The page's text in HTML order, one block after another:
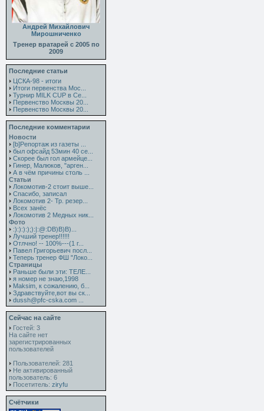
Андрей Михайлович
Мирошниченко
Тренер вратарей с 2005 по
2009
Последние статьи
ЦСКА-98 - итоги
Итоги первенства Мос...
Турнир MILK CUP в Се...
Первенство Москвы 20...
Первенство Москвы 20...
Последние комментарии
Новости
[b]Репортаж из газеты ...
был офсайд 53мин 40 се...
Скорее был гол армейце...
Гинер, Малюков, "арген...
А в чём причины столь ...
Статьи
Локомотив-2 стоит выше...
Спасибо, записал
Локомотив 2- Тр. резер...
Всех занёс
Локомотив 2 Медных ник...
Фото
:):):):);):|:@:DB)B)B)...
Лучший тренер!!!!!!
Отлчно! -- 100%---(1 г...
Павел Григорьевич посл...
Теперь тренер ФШ "Локо...
Страницы
Раньше были эти: ТЕЛЕ...
я номер не знаю,1998
Maksim, к сожалению, б...
Здравствуйте,вот вы ск...
dussh@pfc-cska.com ...
Сейчас на сайте
Гостей: 3
На сайте нет
зарегистрированных
пользователей
Пользователей: 281
Не активированный
пользователь: 6
Посетитель: ziryfu
Счётчики